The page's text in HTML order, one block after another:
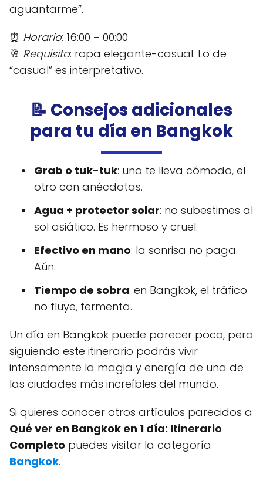
aguantarme”.
⏰ Horario: 16:00 – 00:00
🥂 Requisito: ropa elegante-casual. Lo de
“casual” es interpretativo.
📝 Consejos adicionales
para tu día en Bangkok
Grab o tuk-tuk: uno te lleva cómodo, el
otro con anécdotas.
Agua + protector solar: no subestimes al
sol asiático. Es hermoso y cruel.
Efectivo en mano: la sonrisa no paga.
Aún.
Tiempo de sobra: en Bangkok, el tráfico
no fluye, fermenta.
Un día en Bangkok puede parecer poco, pero
siguiendo este itinerario podrás vivir
intensamente la magia y energía de una de
las ciudades más increíbles del mundo.
Si quieres conocer otros artículos parecidos a
Qué ver en Bangkok en 1 día: Itinerario
Completo puedes visitar la categoría
Bangkok.